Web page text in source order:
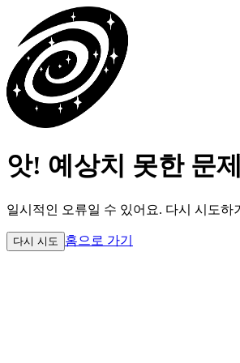
앗! 예상치 못한 문
일시적인 오류일 수 있어요. 다시 시도하
다시 시도 홈으로 가기